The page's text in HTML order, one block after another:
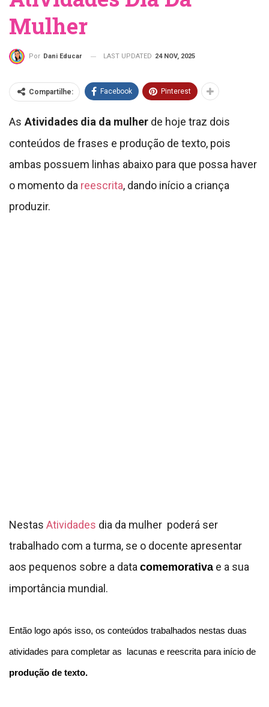
Mulher
Por Dani Educar LAST UPDATED 24 NOV, 2025
Compartilhe: Facebook Pinterest
As Atividades dia da mulher de hoje traz dois
conteúdos de frases e produção de texto, pois
ambas possuem linhas abaixo para que possa haver
o momento da reescrita, dando início a criança
produzir.
Nestas Atividades dia da mulher poderá ser
trabalhado com a turma, se o docente apresentar
aos pequenos sobre a data comemorativa e a sua
importância mundial.
Então logo após isso, os conteúdos trabalhados nestas duas
atividades para completar as lacunas e reescrita para início de
produção de texto.